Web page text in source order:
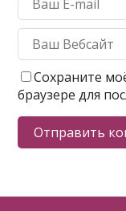
Сохраните
браузере для